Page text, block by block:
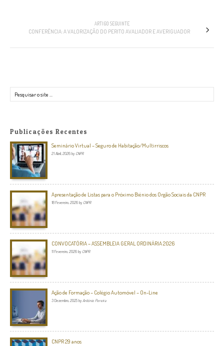
ARTIGO SEGUINTE
CONFERÊNCIA: A VALORIZAÇÃO DO PERITO AVALIADOR E AVERIGUADOR
Publicações Recentes
Seminário Virtual – Seguro de Habitação/Multirriscos
21 Abril, 2026 by CNPR
Apresentação de Listas para o Próximo Biénio dos Orgão Sociais da CNPR
18 Fevereiro, 2026 by CNPR
CONVOCATÓRIA – ASSEMBLEIA GERAL ORDINÁRIA 2026
11 Fevereiro, 2026 by CNPR
Ação de Formação – Colégio Automóvel – On-Line
3 Dezembro, 2025 by António Pereira
CNPR 29 anos